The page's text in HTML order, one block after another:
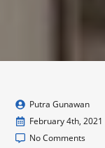
Putra Gunawan
February 4th, 2021
No Comments